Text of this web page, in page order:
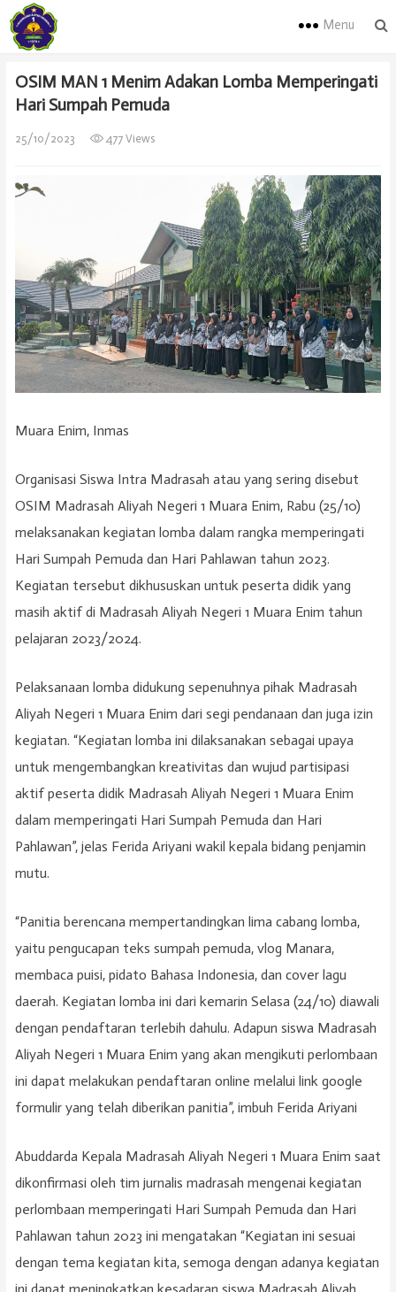
Menu
OSIM MAN 1 Menim Adakan Lomba Memperingati
Hari Sumpah Pemuda
25/10/2023 477 Views
Muara Enim, Inmas
Organisasi Siswa Intra Madrasah atau yang sering disebut
OSIM Madrasah Aliyah Negeri 1 Muara Enim, Rabu (25/10)
melaksanakan kegiatan lomba dalam rangka memperingati
Hari Sumpah Pemuda dan Hari Pahlawan tahun 2023.
Kegiatan tersebut dikhususkan untuk peserta didik yang
masih aktif di Madrasah Aliyah Negeri 1 Muara Enim tahun
pelajaran 2023/2024.
Pelaksanaan lomba didukung sepenuhnya pihak Madrasah
Aliyah Negeri 1 Muara Enim dari segi pendanaan dan juga izin
kegiatan. “Kegiatan lomba ini dilaksanakan sebagai upaya
untuk mengembangkan kreativitas dan wujud partisipasi
aktif peserta didik Madrasah Aliyah Negeri 1 Muara Enim
dalam memperingati Hari Sumpah Pemuda dan Hari
Pahlawan”, jelas Ferida Ariyani wakil kepala bidang penjamin
mutu.
“Panitia berencana mempertandingkan lima cabang lomba,
yaitu pengucapan teks sumpah pemuda, vlog Manara,
membaca puisi, pidato Bahasa Indonesia, dan cover lagu
daerah. Kegiatan lomba ini dari kemarin Selasa (24/10) diawali
dengan pendaftaran terlebih dahulu. Adapun siswa Madrasah
Aliyah Negeri 1 Muara Enim yang akan mengikuti perlombaan
ini dapat melakukan pendaftaran online melalui link google
formulir yang telah diberikan panitia”, imbuh Ferida Ariyani
Abuddarda Kepala Madrasah Aliyah Negeri 1 Muara Enim saat
dikonfirmasi oleh tim jurnalis madrasah mengenai kegiatan
perlombaan memperingati Hari Sumpah Pemuda dan Hari
Pahlawan tahun 2023 ini mengatakan “Kegiatan ini sesuai
dengan tema kegiatan kita, semoga dengan adanya kegiatan
ini dapat meningkatkan kesadaran siswa Madrasah Aliyah